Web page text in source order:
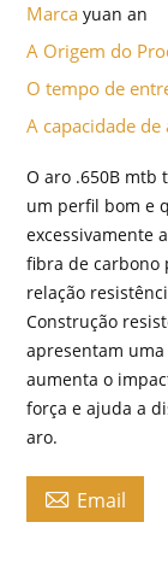
Marcayuan an
A Origem do
O tempo de
A capacidade
O aro .650B mtb
um perfil bom e
excessivamente
fibra de carbono
relação
Construção
apresentam
aumenta o
força e ajuda a
aro.
 Email